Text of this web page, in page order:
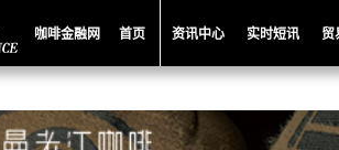
咖啡金融网 首页 资讯中心 实时短讯 贸